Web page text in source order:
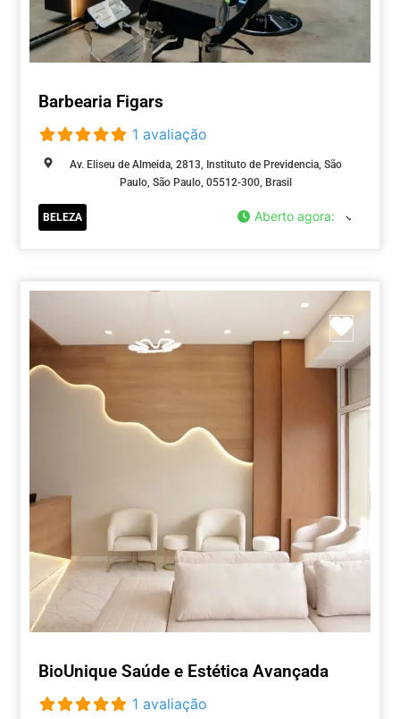
Barbearia Figars
1 avaliação
Av. Eliseu de Almeida, 2813, Instituto de Previdencia, São
Paulo, São Paulo, 05512-300, Brasil
BELEZA Aberto agora:
BioUnique Saúde e Estética Avançada
1 avaliação